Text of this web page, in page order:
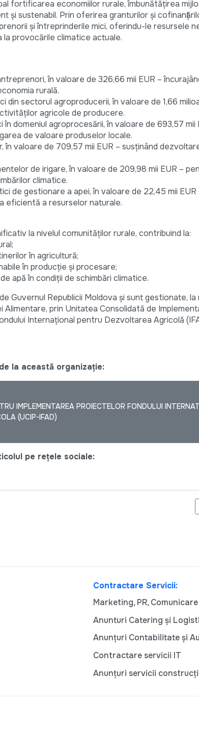
fortificarea economiilor rurale, îmbunătățirea
și sustenabil. Prin oferirea granturilor și
și întreprinderile mici, oferindu-le resursele
provocările climatice actuale.
în valoare de 326,66 mii EUR –
rurală.
din sectorul agroproducerii, în valoare de 1,66
agricole de producere.
domeniul agroprocesării, în valoare de 693,57 mii
de valoare produselor locale.
valoare de 709,57 mii EUR – susținând
de irigare, în valoare de 209,98 mii EUR –
climatice.
de gestionare a apei, în valoare de 22,45 mii EUR
eficientă a resurselor naturale.
la nivelul comunităților rurale, contribuind la:
în agricultură;
în producție și procesare;
apă în condiții de schimbări climatice.
Guvernul Republicii Moldova și sunt gestionate, la
Alimentare, prin Unitatea Consolidată de
Internațional pentru Dezvoltarea Agricolă
la această organizație:
IMPLEMENTAREA PROIECTELOR FONDULUI
(UCIP-IFAD)
pe rețele sociale:
SPĂLĂTORIA SOCIALĂ „SOLIDARITATE” – UN
Contractare Servicii:
Marketing, PR, Comunicare
Anunturi Catering și
Anunțuri Contabilitate și
Contractare servicii IT
Anunțuri servicii